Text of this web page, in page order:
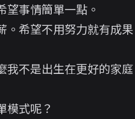
望事情簡單一點。
。希望不用努力就有成
我不是出生在更好的家
模式呢？